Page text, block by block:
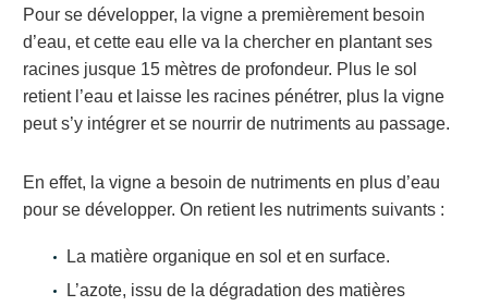
Pour se développer, la vigne a premièrement besoin
d’eau, et cette eau elle va la chercher en plantant ses
racines jusque 15 mètres de profondeur. Plus le sol
retient l’eau et laisse les racines pénétrer, plus la vigne
peut s’y intégrer et se nourrir de nutriments au passage.
En effet, la vigne a besoin de nutriments en plus d’eau
pour se développer. On retient les nutriments suivants :
La matière organique en sol et en surface.
L’azote, issu de la dégradation des matières